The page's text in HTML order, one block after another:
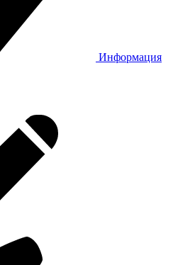
Информация